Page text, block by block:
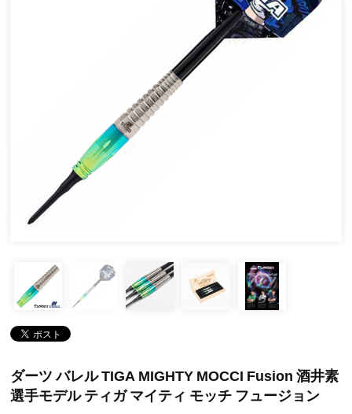
ダーツ バレル TIGA MIGHTY MOCCI Fusion 酒井素
選手モデル ティガ マイティ モッチ フュージョン